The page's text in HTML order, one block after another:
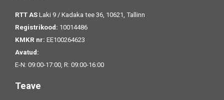
RTT AS Laki 9 / Kadaka tee 36, 10621, Tallinn
Registrikood: 10014486
KMKR nr: EE100264623
Avatud:
E-N: 09:00-17:00, R: 09:00-16:00
Teave